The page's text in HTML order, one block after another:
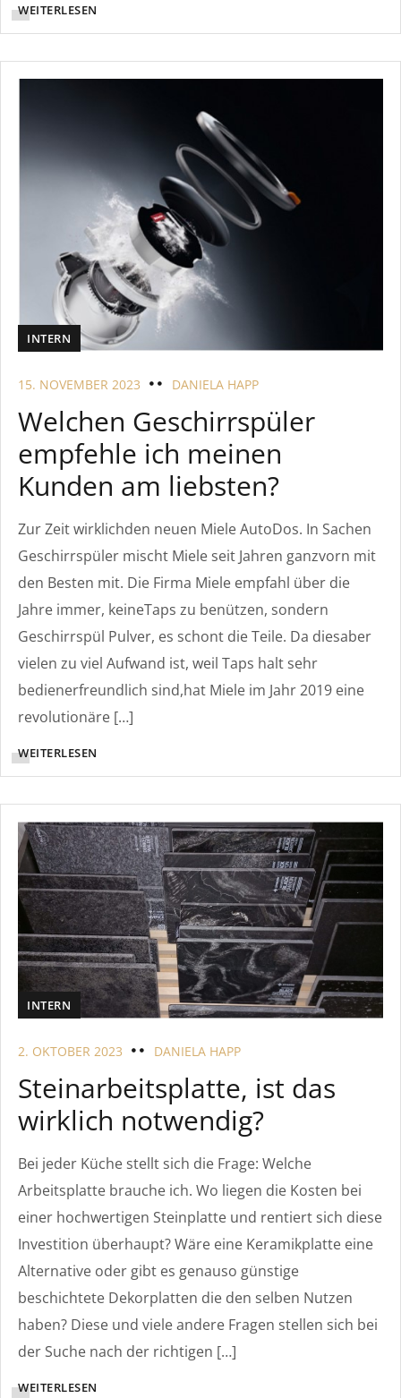
WEITERLESEN
INTERN
15. NOVEMBER 2023 DANIELA HAPP
Welchen Geschirrspüler
empfehle ich meinen
Kunden am liebsten?
Zur Zeit wirklichden neuen Miele AutoDos. In Sachen
Geschirrspüler mischt Miele seit Jahren ganzvorn mit
den Besten mit. Die Firma Miele empfahl über die
Jahre immer, keineTaps zu benützen, sondern
Geschirrspül Pulver, es schont die Teile. Da diesaber
vielen zu viel Aufwand ist, weil Taps halt sehr
bedienerfreundlich sind,hat Miele im Jahr 2019 eine
revolutionäre […]
WEITERLESEN
INTERN
2. OKTOBER 2023 DANIELA HAPP
Steinarbeitsplatte, ist das
wirklich notwendig?
Bei jeder Küche stellt sich die Frage: Welche
Arbeitsplatte brauche ich. Wo liegen die Kosten bei
einer hochwertigen Steinplatte und rentiert sich diese
Investition überhaupt? Wäre eine Keramikplatte eine
Alternative oder gibt es genauso günstige
beschichtete Dekorplatten die den selben Nutzen
haben? Diese und viele andere Fragen stellen sich bei
der Suche nach der richtigen […]
WEITERLESEN